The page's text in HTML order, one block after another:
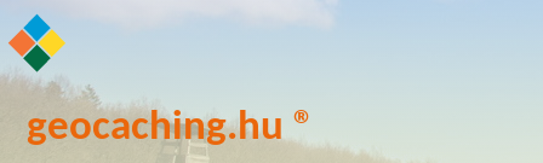
geocaching.hu ®